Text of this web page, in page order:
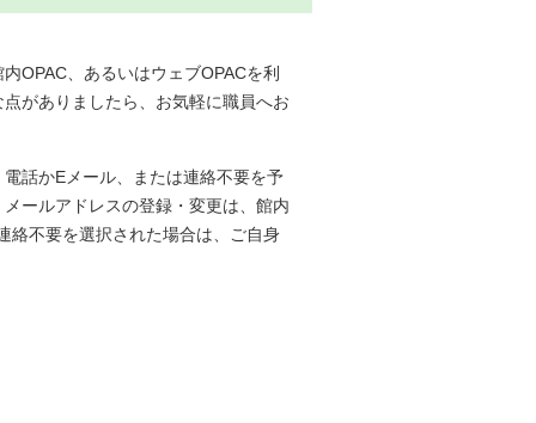
OPAC、あるいはウェブOPACを利
がありましたら、お気軽に職員へお
話かEメール、または連絡不要を予
ールアドレスの登録・変更は、館内
絡不要を選択された場合は、ご自身